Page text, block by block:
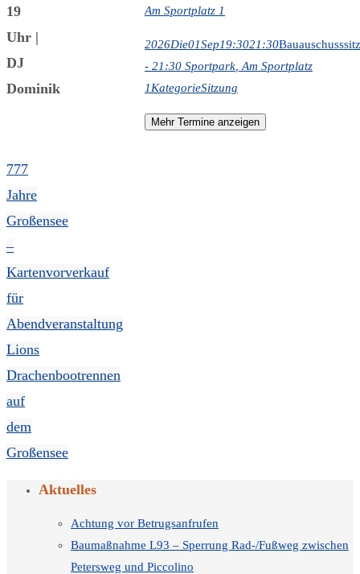
19
Uhr |
DJ
Dominik
777
Jahre
Großensee
–
Kartenvorverkauf
für
Abendveranstaltung
Lions
Drachenbootrennen
auf
dem
Großensee
Am Sportplatz 1
2026Die01Sep19:3021:30
- 21:30 Sportpark , Am Sportplatz
1KategorieSitzung
Mehr Termine anzeigen
Aktuelles
Achtung vor Betrugsanfrufen
Baumaßnahme L93 – Sperrung Rad-/Fußweg zwischen
Petersweg und Piccolino